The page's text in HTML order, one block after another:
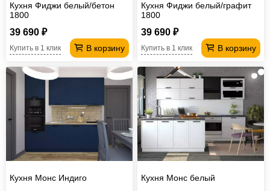
Кухня Фиджи белый/бетон
1800
39 690 ₽
В корзину
Купить в 1 клик
Кухня Фиджи белый/графит
1800
39 690 ₽
В корзину
Купить в 1 клик
Кухня Монс Индиго Кухня Монс белый